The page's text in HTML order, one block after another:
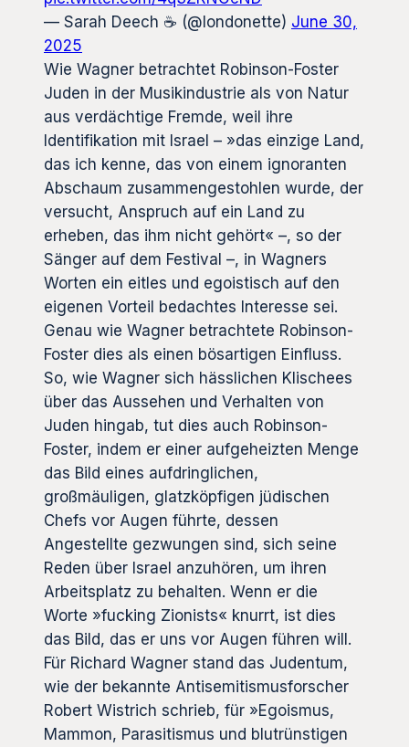
— Sarah Deech ☕️ (@londonette) June 30,
2025
Wie Wagner betrachtet Robinson-Foster
Juden in der Musikindustrie als von Natur
aus verdächtige Fremde, weil ihre
Identifikation mit Israel – »das einzige Land,
das ich kenne, das von einem ignoranten
Abschaum zusammengestohlen wurde, der
versucht, Anspruch auf ein Land zu
erheben, das ihm nicht gehört« –, so der
Sänger auf dem Festival –, in Wagners
Worten ein eitles und egoistisch auf den
eigenen Vorteil bedachtes Interesse sei.
Genau wie Wagner betrachtete Robinson-
Foster dies als einen bösartigen Einfluss.
So, wie Wagner sich hässlichen Klischees
über das Aussehen und Verhalten von
Juden hingab, tut dies auch Robinson-
Foster, indem er einer aufgeheizten Menge
das Bild eines aufdringlichen,
großmäuligen, glatzköpfigen jüdischen
Chefs vor Augen führte, dessen
Angestellte gezwungen sind, sich seine
Reden über Israel anzuhören, um ihren
Arbeitsplatz zu behalten. Wenn er die
Worte »fucking Zionists« knurrt, ist dies
das Bild, das er uns vor Augen führen will.
Für Richard Wagner stand das Judentum,
wie der bekannte Antisemitismusforscher
Robert Wistrich schrieb, für »Egoismus,
Mammon, Parasitismus und blutrünstigen